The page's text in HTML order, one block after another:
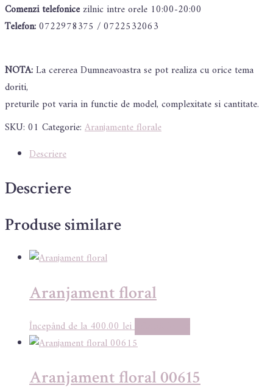
Comenzi telefonicezilnic intre orele 10:00-20:00
Telefon:0722978375 / 0722532063
NOTA:La cererea Dumneavoastra se pot realiza cu orice tema
doriti,
preturile pot varia in functie de model, complexitate si cantitate.
SKU: 01 Categorie: Aranjamente florale
Descriere
Descriere
Produse similare
Aranjament floral
400.00lei
Aranjament floral 00615